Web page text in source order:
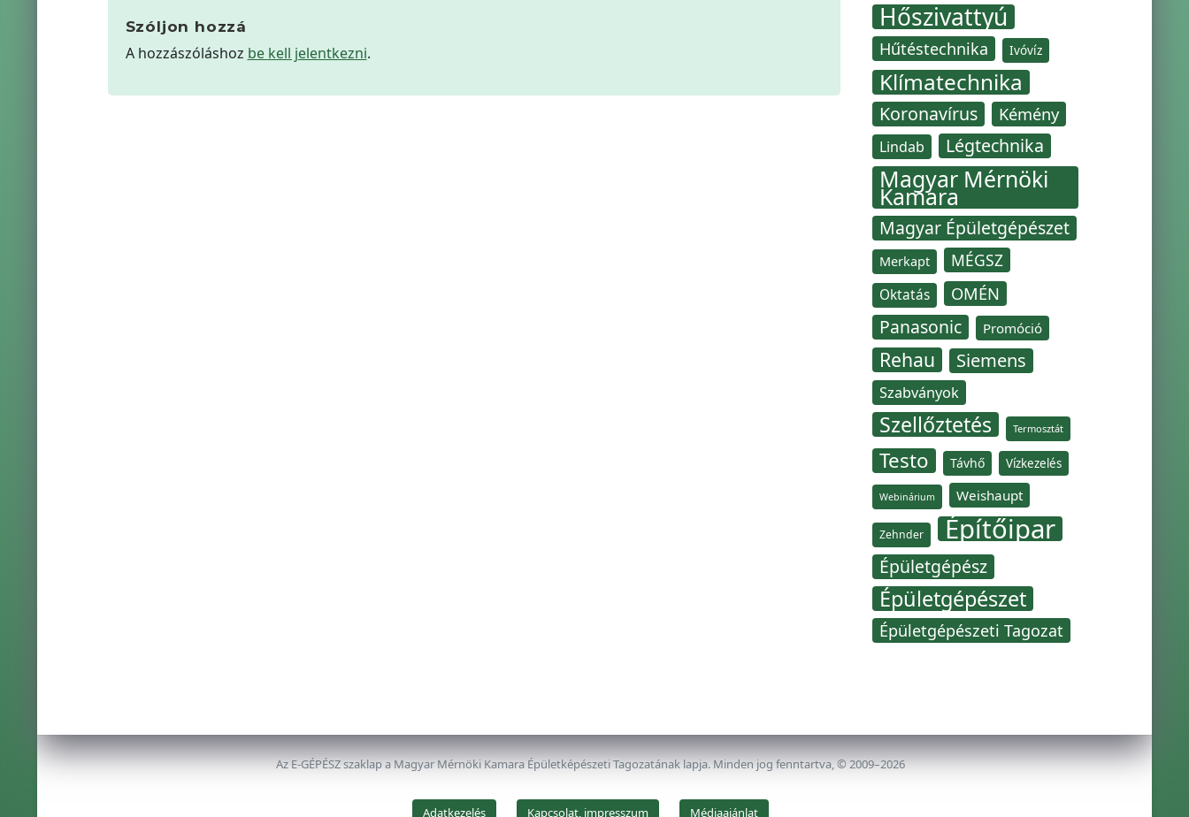
Szóljon hozzá
A hozzászóláshoz be kell jelentkezni.
Hőszivattyú
Hűtéstechnika Ivóvíz
Klímatechnika
Koronavírus Kémény
Lindab Légtechnika
Magyar Mérnöki
Kamara
Magyar Épületgépészet
Merkapt MÉGSZ
Oktatás OMÉN
Panasonic Promóció
Rehau Siemens
Szabványok
Szellőztetés Termosztát
Testo Távhő Vízkezelés
Webinárium Weishaupt
Zehnder Építőipar
Épületgépész
Épületgépészet
Épületgépészeti Tagozat
Az E-GÉPÉSZ szaklap a Magyar Mérnöki Kamara Épületképészeti Tagozatának lapja. Minden jog fenntartva, © 2009–2026
Adatkezelés Kapcsolat, impresszum Médiaajánlat